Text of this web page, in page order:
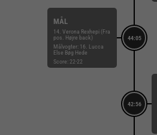
44:05
MÅL
14. Verona Rexhepi (Fra
pos. Højre back)
Målvogter: 16. Lucca
Else Bøg Hede
Score: 22-22
42:56